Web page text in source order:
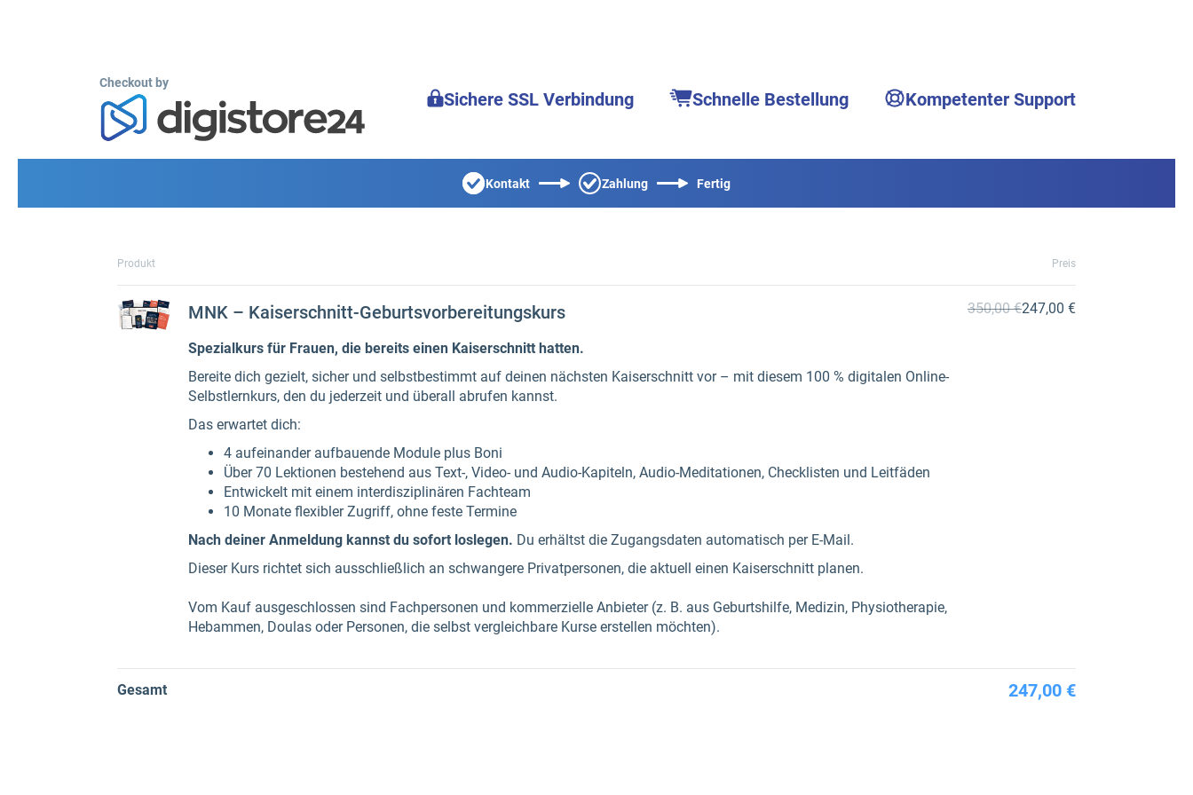
Checkout by
Sichere SSL Verbindung Schnelle Bestellung Kompetenter Support
Kontakt Zahlung Fertig
Produkt Preis
MNK – Kaiserschnitt-Geburtsvorbereitungskurs
Spezialkurs für Frauen, die bereits einen Kaiserschnitt hatten.
Bereite dich gezielt, sicher und selbstbestimmt auf deinen nächsten Kaiserschnitt vor – mit diesem 100 % digitalen Online-
Selbstlernkurs, den du jederzeit und überall abrufen kannst.
Das erwartet dich:
4 aufeinander aufbauende Module plus Boni
Über 70 Lektionen bestehend aus Text-, Video- und Audio-Kapiteln, Audio-Meditationen, Checklisten und Leitfäden
Entwickelt mit einem interdisziplinären Fachteam
10 Monate flexibler Zugriff, ohne feste Termine
Nach deiner Anmeldung kannst du sofort loslegen. Du erhältst die Zugangsdaten automatisch per E-Mail.
Dieser Kurs richtet sich ausschließlich an schwangere Privatpersonen, die aktuell einen Kaiserschnitt planen.
Vom Kauf ausgeschlossen sind Fachpersonen und kommerzielle Anbieter (z. B. aus Geburtshilfe, Medizin, Physiotherapie,
Hebammen, Doulas oder Personen, die selbst vergleichbare Kurse erstellen möchten).
350,00 €247,00 €
Gesamt 247,00 €